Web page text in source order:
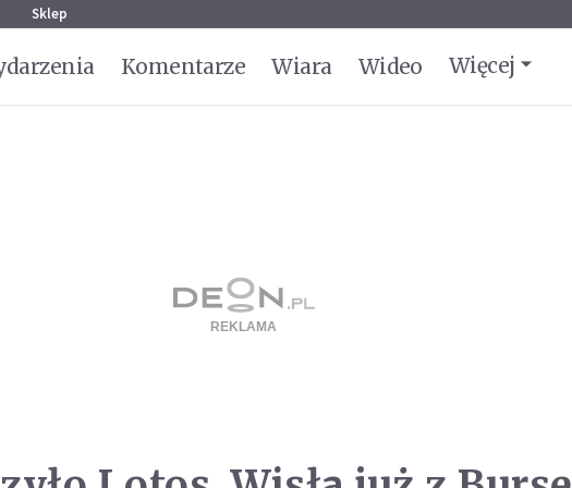
Sklep
Komentarze Wiara Wideo Więcej